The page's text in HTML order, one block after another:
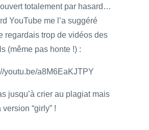
totalement par hasard…
YouTube me l’a suggéré
regardais trop de vidéos des
(même pas honte !) :
youtu.be/a8M6EaKJTPY
jusqu’à crier au plagiat mais
“girly” !